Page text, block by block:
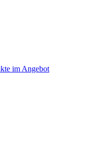
im Angebot